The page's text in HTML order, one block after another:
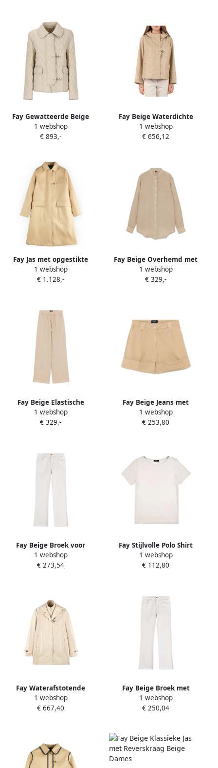
Fay Gewatteerde Beige
Parka met Kraag Beige
Dames
1 webshop
€ 893,-
Fay Beige Waterdichte
Parka met Capuchon Beige
Dames
1 webshop
€ 656,12
Fay Jas met opgestikte
zakken en haak Beige
Dames
1 webshop
€ 1.128,-
Fay Beige Overhemd met
Opstaande Kraag en
Knopen Beige Dames
1 webshop
€ 329,-
Fay Beige Elastische
Trekkoord Jeans Beige
Dames
1 webshop
€ 329,-
Fay Beige Jeans met
Omgeslagen Manchetten
Beige Dames
1 webshop
€ 253,80
Fay Beige Broek voor
Moderne Vrouwen Beige
Dames
1 webshop
€ 273,54
Fay Stijlvolle Polo Shirt
Beige Dames
1 webshop
€ 112,80
Fay Waterafstotende
ochtendjas met ritssluiting
Beige
1 webshop
€ 667,40
Fay Beige Broek met
Klassiek Ontwerp Beige
Dames
1 webshop
€ 250,04